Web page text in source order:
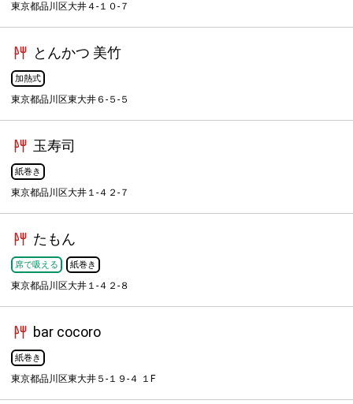
東京都品川区大井４-１０-７
とんかつ 美竹
加熱式
東京都品川区東大井６-５-５
玉寿司
紙巻き
東京都品川区大井１-４２-７
たもん
席で吸える 紙巻き
東京都品川区大井１-４２-８
bar cocoro
紙巻き
東京都品川区東大井５-１９-４ １F